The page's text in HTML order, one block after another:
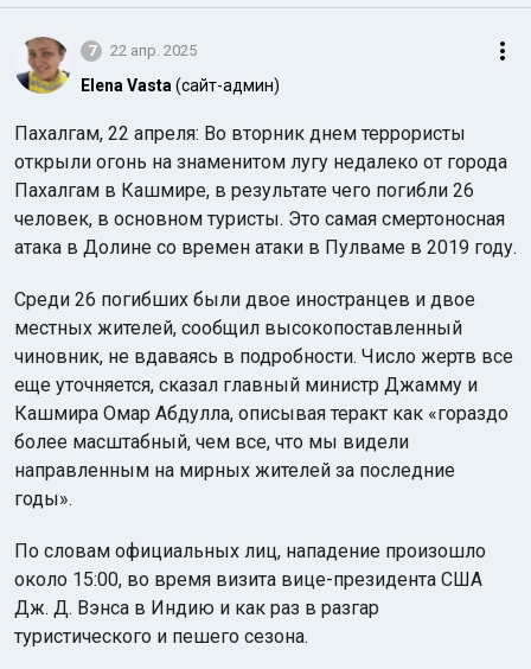
7 22 апр. 2025
Elena Vasta (сайт-админ)
Пахалгам, 22 апреля: Во вторник днем террористы
открыли огонь на знаменитом лугу недалеко от города
Пахалгам в Кашмире, в результате чего погибли 26
человек, в основном туристы. Это самая смертоносная
атака в Долине со времен атаки в Пулваме в 2019 году.
Среди 26 погибших были двое иностранцев и двое
местных жителей, сообщил высокопоставленный
чиновник, не вдаваясь в подробности. Число жертв все
еще уточняется, сказал главный министр Джамму и
Кашмира Омар Абдулла, описывая теракт как «гораздо
более масштабный, чем все, что мы видели
направленным на мирных жителей за последние
годы».
По словам официальных лиц, нападение произошло
около 15:00, во время визита вице-президента США
Дж. Д. Вэнса в Индию и как раз в разгар
туристического и пешего сезона.